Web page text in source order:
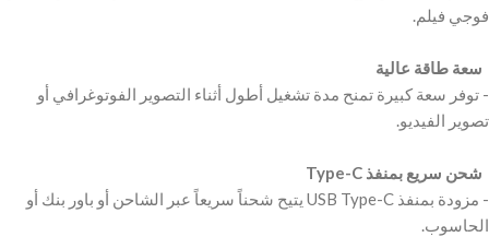
‫- توفر سعة كبيرة تمنح مدة تشغيل أطول أثناء التصوير الفوتوغرافي أو
‫- مزودة بمنفذ USB Type-C يتيح شحناً سريعاً عبر الشاحن أو باور بنك أو